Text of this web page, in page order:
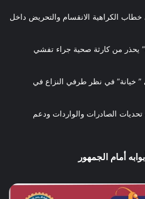
الكراهية الانقسام والتحريض داخل
يحذر من كارثة صحية جراء تفشي
” خيانة” في نظر طرفي النزاع في
تحديات الصادرات والواردات ودعم
أمام الجمهور